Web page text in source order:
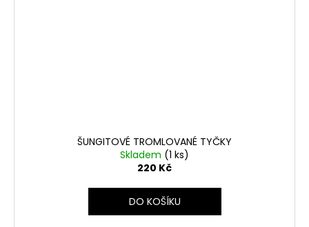
ŠUNGITOVÉ TROMLOVANÉ TYČKY
Skladem (1 ks)
220 Kč
DO KOŠÍKU